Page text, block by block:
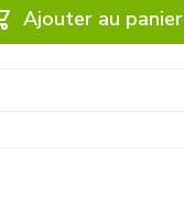
Ajouter au panier